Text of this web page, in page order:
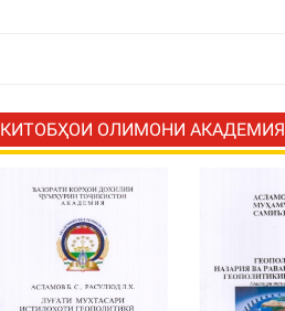
КИТОБҲОИ ОЛИМОНИ АКАДЕМИЯ